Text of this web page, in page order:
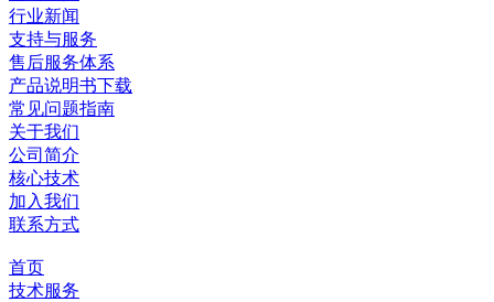
行业新闻
支持与服务
售后服务体系
产品说明书下载
常见问题指南
关于我们
公司简介
核心技术
加入我们
联系方式
首页
技术服务